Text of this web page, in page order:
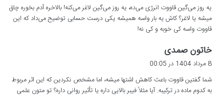
:
یه روز می‌گین قاووت انرژی می‌ده، یه روز می‌گین لاغر می‌کنه! بالاخره آدم بخوره چاق
میشه یا لاغر؟ کاش یه بار واسه همیشه یکی درست حسابی توضیح می‌داد که این
قاووت واسه کی خوبه و کی نه!
خاتون صمدی
ف
:
8 مرداد 1404 در 00:05
شما گفتین قاووت باعث کاهش اشتها میشه، اما مشخص نکردین که این اثر مربوط
به کدوم ماده در ترکیبه. آیا مثلاً فیبر بالایی داره یا تأثیر روانی داره؟ تو متون علمی